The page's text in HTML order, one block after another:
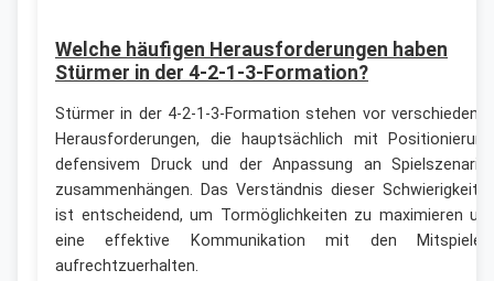
Welche häufigen Herausforderungen haben
Stürmer in der 4-2-1-3-Formation?
Stürmer in der 4-2-1-3-Formation stehen vor
Herausforderungen, die hauptsächlich mit
defensivem Druck und der Anpassung an
zusammenhängen. Das Verständnis dieser
ist entscheidend, um Tormöglichkeiten zu maximieren
eine effektive Kommunikation mit den
aufrechtzuerhalten.